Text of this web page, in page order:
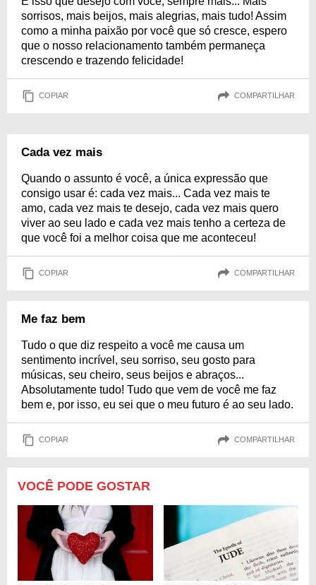
sorrisos, mais beijos, mais alegrias, mais tudo! Assim
como a minha paixão por você que só cresce, espero
que o nosso relacionamento também permaneça
crescendo e trazendo felicidade!
COPIAR COMPARTILHAR
Cada vez mais
Quando o assunto é você, a única expressão que
consigo usar é: cada vez mais... Cada vez mais te
amo, cada vez mais te desejo, cada vez mais quero
viver ao seu lado e cada vez mais tenho a certeza de
que você foi a melhor coisa que me aconteceu!
COPIAR COMPARTILHAR
Me faz bem
Tudo o que diz respeito a você me causa um
sentimento incrível, seu sorriso, seu gosto para
músicas, seu cheiro, seus beijos e abraços...
Absolutamente tudo! Tudo que vem de você me faz
bem e, por isso, eu sei que o meu futuro é ao seu lado.
COPIAR COMPARTILHAR
VOCÊ PODE GOSTAR